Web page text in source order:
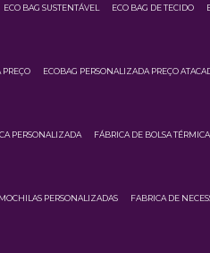
ECO BAG SUSTENTÁVEL ECO BAG DE TECIDO
ECOBAG PERSONALIZADA PREÇO
PERSONALIZADA FÁBRICA DE BOLSA
PERSONALIZADAS FABRICA DE